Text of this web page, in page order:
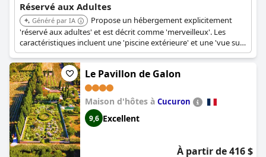
Réservé aux Adultes
Généré par IA
Propose un hébergement explicitement
'réservé aux adultes' et est décrit comme 'merveilleux'. Les
caractéristiques incluent une 'piscine extérieure' et une 'vue sur
la vallée du Luberon', présenté comme un 'Hôtel de style
Boutique' contribuant à un séjour paisible.
Le Pavillon de Galon
Maison d'hôtes à Cucuron
9,6 Excellent
À partir de 416 $